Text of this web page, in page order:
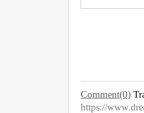
Comment(0)
https://